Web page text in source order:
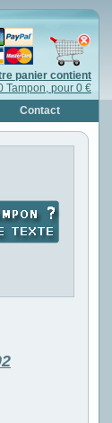
panier contient
Tampon, pour 0 €
Contact